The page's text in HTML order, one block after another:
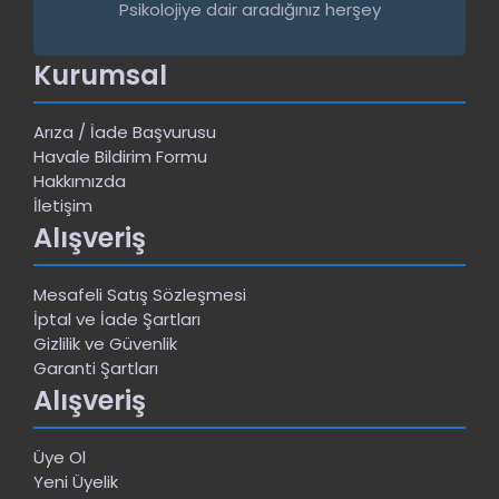
Psikolojiye dair aradığınız herşey
Kurumsal
Arıza / İade Başvurusu
Havale Bildirim Formu
Hakkımızda
İletişim
Alışveriş
Mesafeli Satış Sözleşmesi
İptal ve İade Şartları
Gizlilik ve Güvenlik
Garanti Şartları
Alışveriş
Üye Ol
Yeni Üyelik